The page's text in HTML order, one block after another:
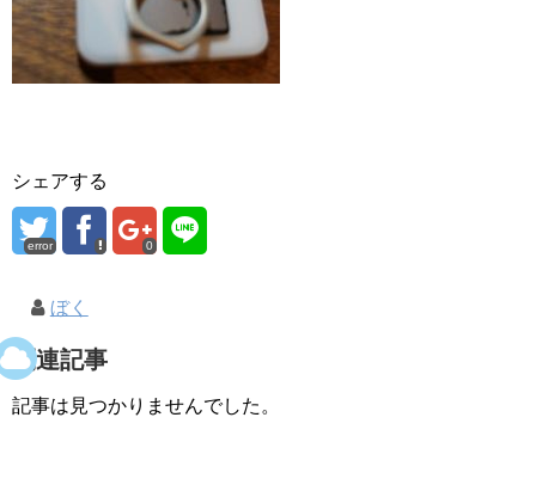
シェアする
error 0
ぼく
関連記事
記事は見つかりませんでした。